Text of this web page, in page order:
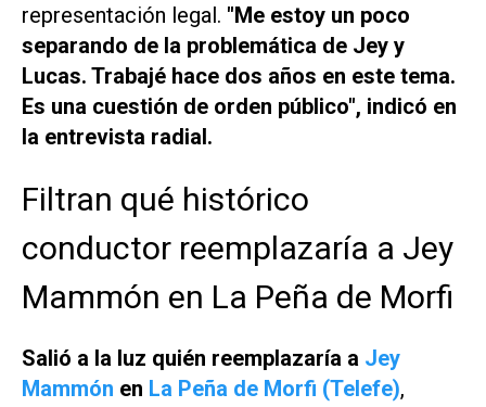
representación legal. "Me estoy un poco
separando de la problemática de Jey y
Lucas. Trabajé hace dos años en este tema.
Es una cuestión de orden público", indicó en
la entrevista radial.
Filtran qué histórico
conductor reemplazaría a Jey
Mammón en La Peña de Morfi
Salió a la luz quién reemplazaría a Jey
Mammón en La Peña de Morfi (Telefe),